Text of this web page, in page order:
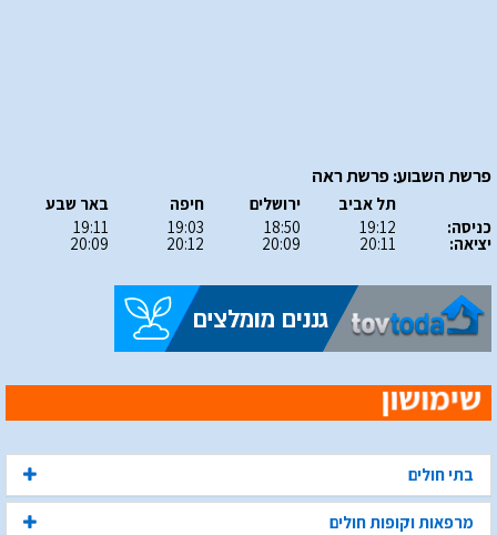
פרשת השבוע: פרשת ראה
כניסה:
יציאה:
תל אביב
19:12
20:11
ירושלים
18:50
20:09
חיפה
19:03
20:12
באר שבע
19:11
20:09
בתי חולים
מרפאות וקופות חולים